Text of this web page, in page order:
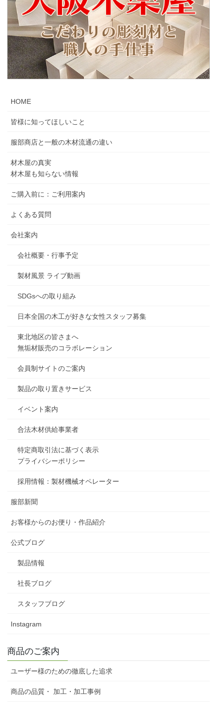
HOME
皆様に知ってほしいこと
服部商店と一般の木材流通の違い
材木屋の真実
材木屋も知らない情報
ご購入前に：ご利用案内
よくある質問
会社案内
会社概要・行事予定
製材風景 ライブ動画
SDGsへの取り組み
日本全国の木工が好きな女性スタッフ募集
東北地区の皆さまへ
無垢材販売のコラボレーション
会員制サイトのご案内
製品の取り置きサービス
イベント案内
合法木材供給事業者
特定商取引法に基づく表示
プライバシーポリシー
採用情報：製材機械オペレーター
服部新聞
お客様からのお便り・作品紹介
公式ブログ
製品情報
社長ブログ
スタッフブログ
Instagram
商品のご案内
ユーザー様のための徹底した追求
商品の品質・ 加工・加工事例